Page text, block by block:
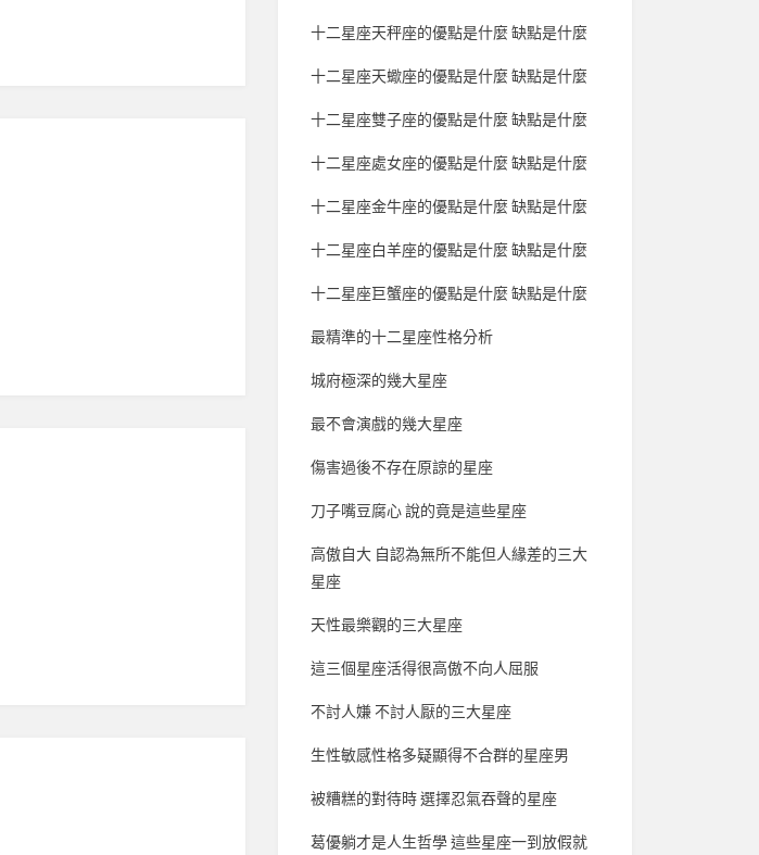
十二星座天秤座的優點是什麼 缺點是什麼
十二星座天蠍座的優點是什麼 缺點是什麼
十二星座雙子座的優點是什麼 缺點是什麼
十二星座處女座的優點是什麼 缺點是什麼
十二星座金牛座的優點是什麼 缺點是什麼
十二星座白羊座的優點是什麼 缺點是什麼
十二星座巨蟹座的優點是什麼 缺點是什麼
最精準的十二星座性格分析
城府極深的幾大星座
最不會演戲的幾大星座
傷害過後不存在原諒的星座
刀子嘴豆腐心 說的竟是這些星座
高傲自大 自認為無所不能但人緣差的三大
星座
天性最樂觀的三大星座
這三個星座活得很高傲不向人屈服
不討人嫌 不討人厭的三大星座
生性敏感性格多疑顯得不合群的星座男
被糟糕的對待時 選擇忍氣吞聲的星座
葛優躺才是人生哲學 這些星座一到放假就